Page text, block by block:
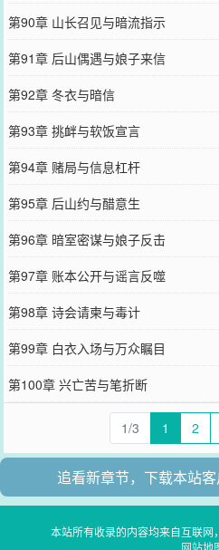
第90章 山长召见与暗流指示
第91章 后山偶遇与娘子来信
第92章 冬衣与暗信
第93章 挑衅与软饭宣言
第94章 赌局与信息杠杆
第95章 后山约与醋意生
第96章 暗室密谋与娘子反击
第97章 账本公开与谣言反噬
第98章 诗会请柬与毒计
第99章 白衣入场与万众瞩目
第100章 兴亡苦与笔折断
1/3 1 2
追看新章节，下载本站
本站所有收录的内容均来自互联网
网站地